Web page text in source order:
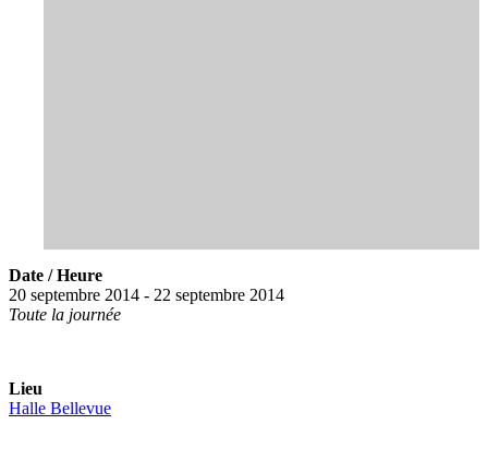
Date / Heure
20 septembre 2014 - 22 septembre 2014
Toute la journée
Lieu
Halle Bellevue